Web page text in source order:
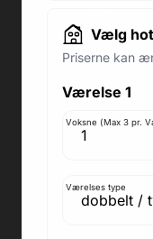
Vælg
Priserne kan
Værelse 1
Voksne (Max 3 pr.
Værelses type
Lørdag:
Søndag:
Adresse butik:
2860 Søborg
Medlem af
2860 Søborg
CVR: 41967218